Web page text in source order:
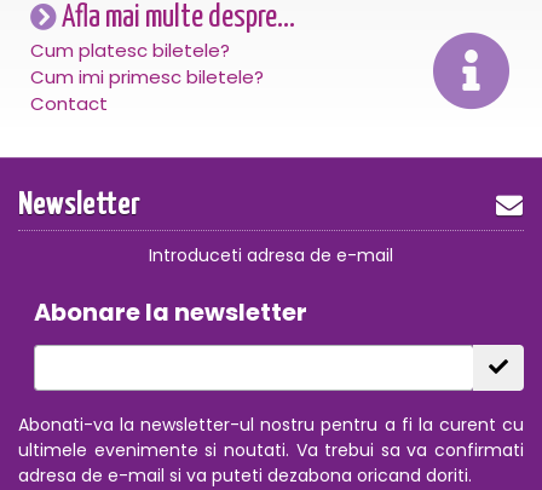
Afla mai multe despre...
Cum platesc biletele?
Cum imi primesc biletele?
Contact
Newsletter
Introduceti adresa de e-mail
Abonare la newsletter
Abonati-va la newsletter-ul nostru pentru a fi la curent cu
ultimele evenimente si noutati. Va trebui sa va confirmati
adresa de e-mail si va puteti dezabona oricand doriti.